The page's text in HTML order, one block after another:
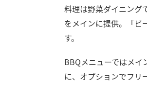
料理は野菜ダイニング
をメインに提供。「ビ
す。
BBQメニューではメイ
に、オプションでフリ